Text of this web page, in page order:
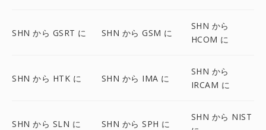
SHN から GSRT に SHN から GSM に
SHN から
HCOM に
SHN から HTK に SHN から IMA に
SHN から
IRCAM に
SHN から SLN に SHN から SPH に
SHN から NIST